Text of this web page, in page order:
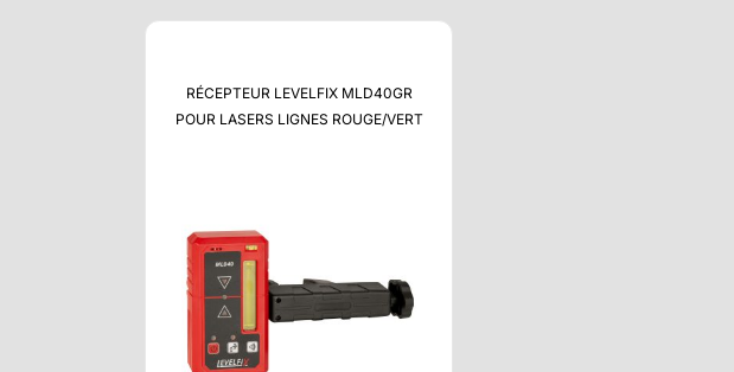
RÉCEPTEUR LEVELFIX MLD40GR
POUR LASERS LIGNES ROUGE/VERT